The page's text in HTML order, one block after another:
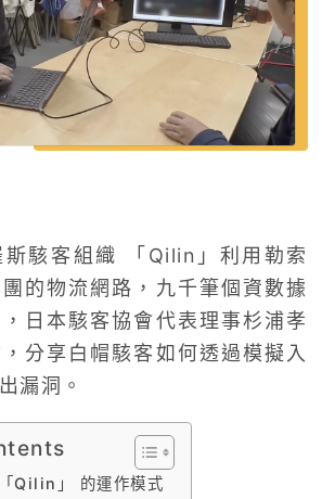
斯駭客組織 「Qilin」利用勒索
的物流網路，九千筆個資數據
日本駭客協會代表理事杉浦孝
分享白帽駭客如何透過模擬入
漏洞。
Qilin」 的運作模式